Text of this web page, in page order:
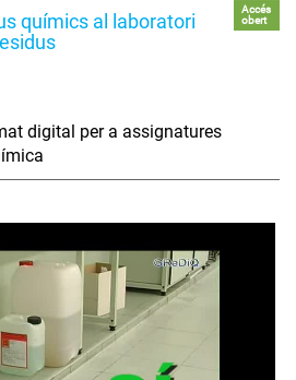
químics al laboratori
Accés
obert
digital per a assignatures